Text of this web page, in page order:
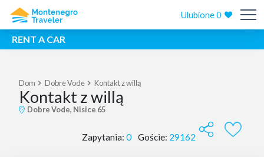
Ulubione0
RENT A CAR
Dom Dobre Vode Kontakt z willą
Kontakt z willą
Dobre Vode, Nisice 65
Zapytania: 0 Goście: 29162